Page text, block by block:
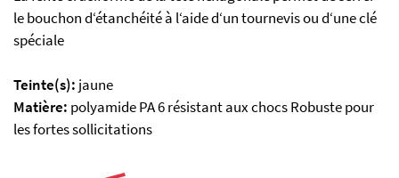
le bouchon d‘étanchéité à l‘aide d‘un tournevis ou d‘une clé
spéciale
Teinte(s): jaune
Matière: polyamide PA 6 résistant aux chocs Robuste pour
les fortes sollicitations